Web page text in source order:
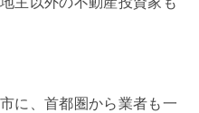
に、首都圏から業者も一